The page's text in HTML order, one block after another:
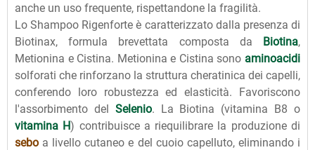
anche un uso frequente, rispettandone la fragilità.
Lo Shampoo Rigenforte è caratterizzato dalla presenza di
Biotinax, formula brevettata composta da Biotina,
Metionina e Cistina. Metionina e Cistina sono aminoacidi
solforati che rinforzano la struttura cheratinica dei capelli,
conferendo loro robustezza ed elasticità. Favoriscono
l'assorbimento del Selenio. La Biotina (vitamina B8 o
vitamina H) contribuisce a riequilibrare la produzione di
sebo a livello cutaneo e del cuoio capelluto, eliminando i